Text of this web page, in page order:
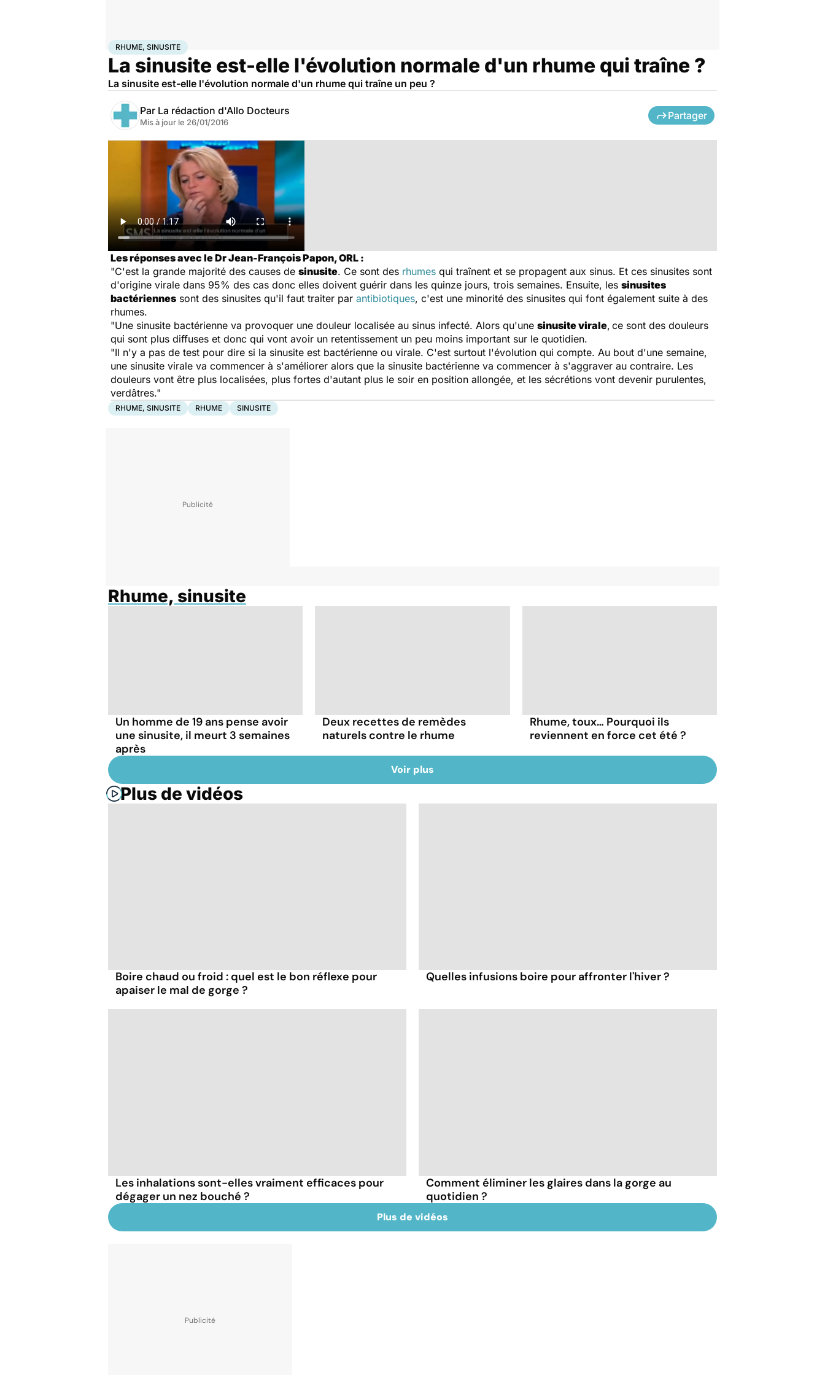
AccueilSantéRhume, sinusite
RHUME, SINUSITE
La sinusite est-elle l'évolution normale d'un rhume qui traîne ?
La sinusite est-elle l'évolution normale d'un rhume qui traîne un peu ?
Par La rédaction d'Allo Docteurs
Mis à jour le 26/01/2016
Partager
Les réponses avec le Dr Jean-François Papon, ORL :
"C'est la grande majorité des causes de sinusite. Ce sont des rhumes qui traînent et se propagent aux sinus. Et ces sinusites sont
d'origine virale dans 95% des cas donc elles doivent guérir dans les quinze jours, trois semaines. Ensuite, les sinusites
bactériennes sont des sinusites qu'il faut traiter par antibiotiques, c'est une minorité des sinusites qui font également suite à des
rhumes.
"Une sinusite bactérienne va provoquer une douleur localisée au sinus infecté. Alors qu'une sinusite virale, ce sont des douleurs
qui sont plus diffuses et donc qui vont avoir un retentissement un peu moins important sur le quotidien.
"Il n'y a pas de test pour dire si la sinusite est bactérienne ou virale. C'est surtout l'évolution qui compte. Au bout d'une semaine,
une sinusite virale va commencer à s'améliorer alors que la sinusite bactérienne va commencer à s'aggraver au contraire. Les
douleurs vont être plus localisées, plus fortes d'autant plus le soir en position allongée, et les sécrétions vont devenir purulentes,
verdâtres."
RHUME, SINUSITE RHUME SINUSITE
Rhume, sinusite
Un homme de 19 ans pense avoir
une sinusite, il meurt 3 semaines
après
Deux recettes de remèdes
naturels contre le rhume
Rhume, toux… Pourquoi ils
reviennent en force cet été ?
Voir plus
Plus de vidéos
Boire chaud ou froid : quel est le bon réflexe pour
apaiser le mal de gorge ?
Quelles infusions boire pour affronter l'hiver ?
Les inhalations sont-elles vraiment efficaces pour
dégager un nez bouché ?
Comment éliminer les glaires dans la gorge au
quotidien ?
Plus de vidéos